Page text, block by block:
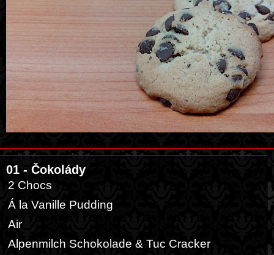
01 - Čokolády
2 Chocs
Á la Vanille Pudding
Air
Alpenmilch Schokolade & Tuc Cracker